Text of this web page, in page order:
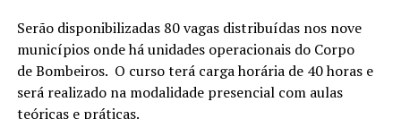
Serão disponibilizadas 80 vagas distribuídas nos nove
municípios onde há unidades operacionais do Corpo
de Bombeiros. O curso terá carga horária de 40 horas e
será realizado na modalidade presencial com aulas
teóricas e práticas.